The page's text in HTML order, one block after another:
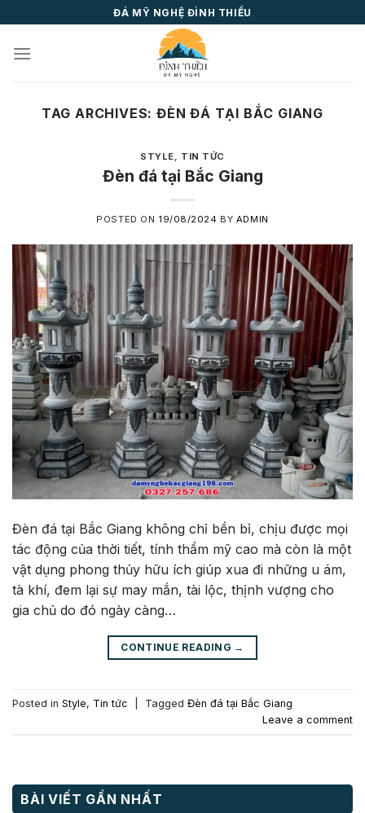
to
content
ĐÁ MỸ NGHỆ ĐÌNH THIỀU
TAG ARCHIVES:ĐÈN ĐÁ TẠI BẮC GIANG
STYLE, TIN TỨC
Đèn đá tại Bắc Giang
POSTED ON 19/08/2024 BY ADMIN
Đèn đá tại Bắc Giang không chỉ bền bỉ, chịu được mọi
tác động của thời tiết, tính thẩm mỹ cao mà còn là một
vật dụng phong thủy hữu ích giúp xua đi những u ám,
tà khí, đem lại sự may mắn, tài lộc, thịnh vượng cho
gia chủ do đó ngày càng…
CONTINUE READING →
Posted in Style, Tin tức Tagged Đèn đá tại Bắc Giang
Leave a comment
BÀI VIẾT GẦN NHẤT